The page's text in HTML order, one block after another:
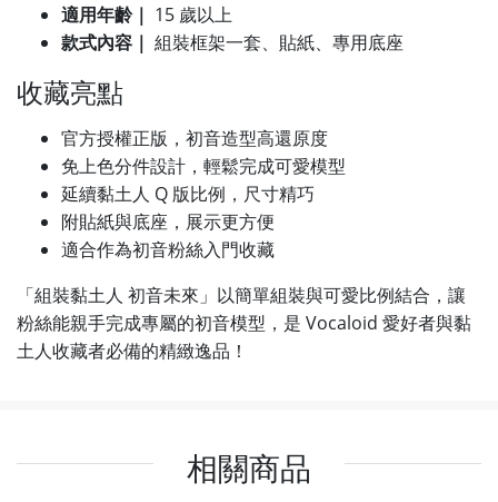
適用年齡｜ 15 歲以上
款式內容｜ 組裝框架一套、貼紙、專用底座
收藏亮點
官方授權正版，初音造型高還原度
免上色分件設計，輕鬆完成可愛模型
延續黏土人 Q 版比例，尺寸精巧
附貼紙與底座，展示更方便
適合作為初音粉絲入門收藏
「組裝黏土人 初音未來」以簡單組裝與可愛比例結合，讓
粉絲能親手完成專屬的初音模型，是 Vocaloid 愛好者與黏
土人收藏者必備的精緻逸品！
相關商品